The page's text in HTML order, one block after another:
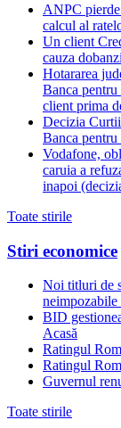
ANPC
calcul al
Un client
cauza
Hotararea
Banca
client prima
Decizia
Banca
Vodafone,
caruia a
inapoi
Toate stirile
Stiri economice
Noi titluri de
neimpozabile
BID
Acasă
Ratingul
Ratingul
Guvernul
Toate stirile